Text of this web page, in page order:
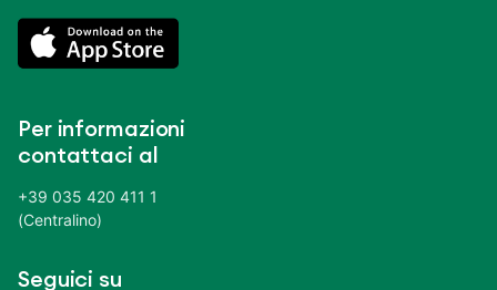
Per informazioni
contattaci al
+39 035 420 411 1
(Centralino)
Seguici su